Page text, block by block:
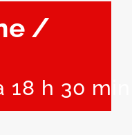
/
h 30 min